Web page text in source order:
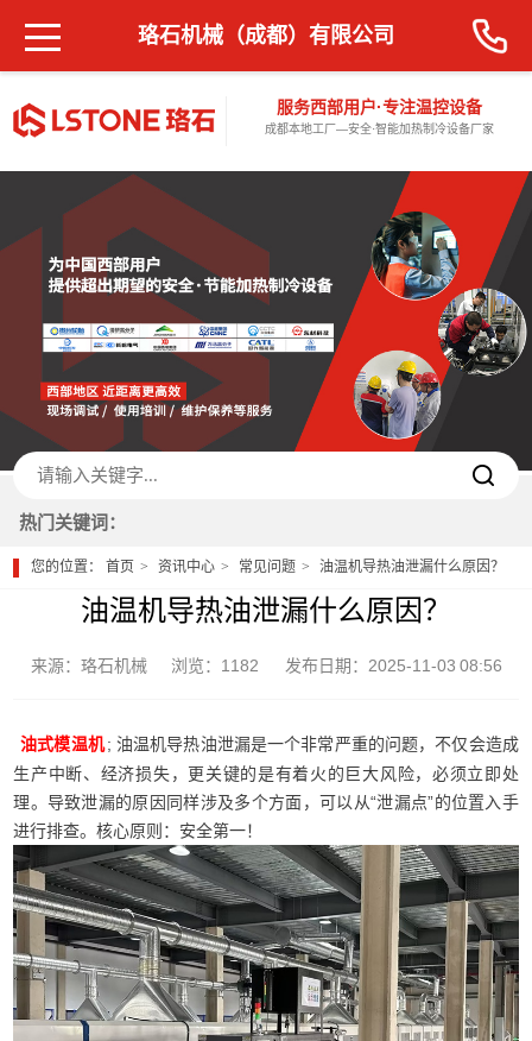
服务西部用户·专注温控设备
成都本地工厂—安全·智能加热制冷设备厂家
珞石机械（成都）有限公司
热门关键词：
您的位置：首页 资讯中心 常见问题 油温机导热油泄漏什么原因？
油温机导热油泄漏什么原因？
来源：珞石机械 浏览：1182 发布日期：2025-11-03 08:56
油式模温机 ; 油温机导热油泄漏是一个非常严重的问题，不仅会造成
生产中断、经济损失，更关键的是有着火的巨大风险，必须立即处
理。导致泄漏的原因同样涉及多个方面，可以从“泄漏点”的位置入手
进行排查。核心原则：安全第一！